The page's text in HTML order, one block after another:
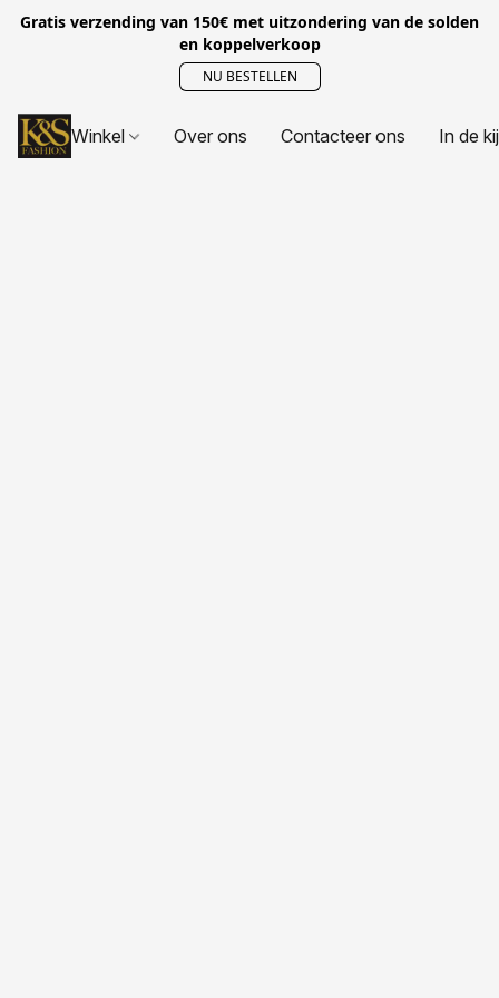
Gratis verzending van 150€ met uitzondering van de solden
en koppelverkoop
NU BESTELLEN
Winkel Over ons Contacteer ons In de